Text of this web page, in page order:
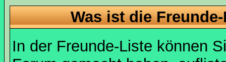
Was ist die
In der Freunde-Liste können